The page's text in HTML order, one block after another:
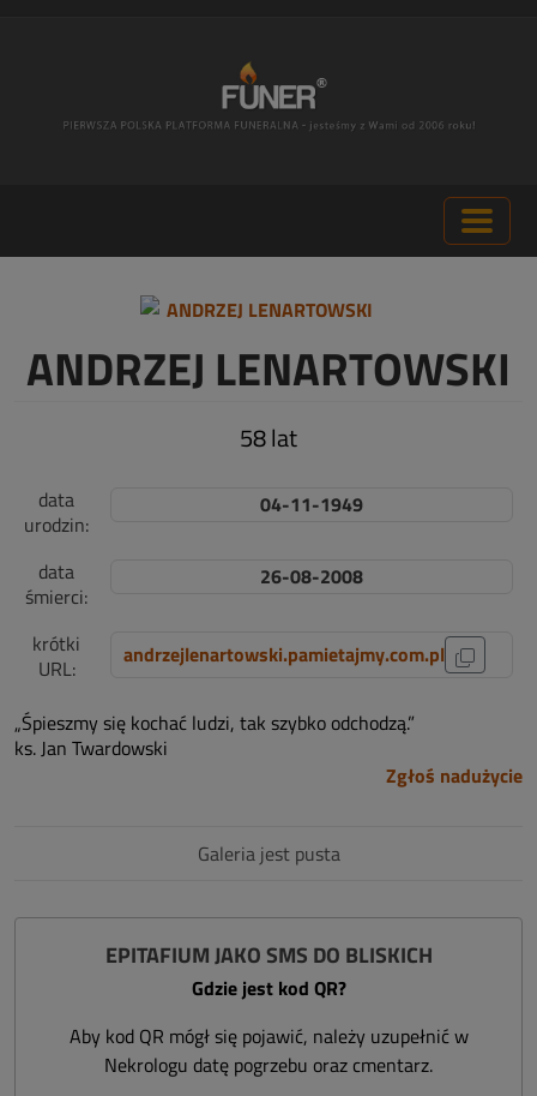
ANDRZEJ LENARTOWSKI
58 lat
data
urodzin:
04-11-1949
data
śmierci:
26-08-2008
krótki
URL:
andrzejlenartowski.pamietajmy.com.pl
„Śpieszmy się kochać ludzi, tak szybko odchodzą.”
ks. Jan Twardowski
Zgłoś nadużycie
Galeria jest pusta
EPITAFIUM JAKO SMS DO BLISKICH
Gdzie jest kod QR?
Aby kod QR mógł się pojawić, należy uzupełnić w
Nekrologu datę pogrzebu oraz cmentarz.